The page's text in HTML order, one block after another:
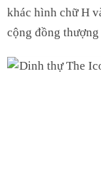
khác hình chữ H
cộng đồng